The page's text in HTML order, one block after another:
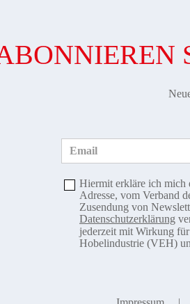
Email
Hiermit erkläre ich mich
Adresse, vom Verband
Zusendung von
Datenschutzerklärung
jederzeit mit Wirkung
Hobelindustrie (VEH)